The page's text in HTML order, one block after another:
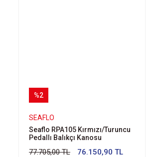
%2
SEAFLO
Seaflo RPA105 Kırmızı/Turuncu
Pedallı Balıkçı Kanosu
77.705,00 TL 76.150,90 TL